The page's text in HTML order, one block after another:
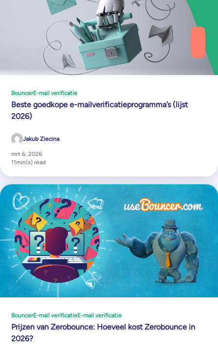
BouncerE-mail verificatie
Beste goedkope e-mailverificatieprogramma’s (lijst
2026)
Jakub Ziecina
mrt 6, 2026
11min(s) read
BouncerE-mail verificatieE-mail verificatie
Prijzen van Zerobounce: Hoeveel kost Zerobounce in
2026?